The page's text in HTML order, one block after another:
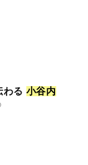
わる 小谷内